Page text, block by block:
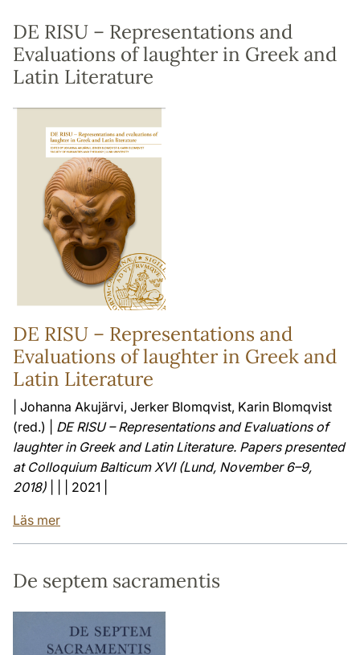
DE RISU – Representations and
Evaluations of laughter in Greek and
Latin Literature
DE RISU – Representations and
Evaluations of laughter in Greek and
Latin Literature
| Johanna Akujärvi, Jerker Blomqvist, Karin Blomqvist
(red.) | DE RISU – Representations and Evaluations of
laughter in Greek and Latin Literature. Papers presented
at Colloquium Balticum XVI (Lund, November 6–9,
2018) | | | 2021 |
Läs mer
De septem sacramentis